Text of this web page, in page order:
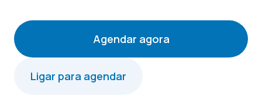
Agendar agora
Ligar para agendar